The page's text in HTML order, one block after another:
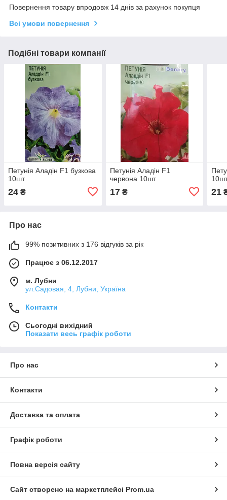
Повернення товару впродовж 14 днів за рахунок покупця
Всі умови повернення
Подібні товари компанії
Петунія Аладін F1 бузкова
10шт
24 ₴
Петунія Аладін F1
червона 10шт
17₴ 21
Про нас
99% позитивних з 176 відгуків за рік
Працює з 06.12.2017
м. Лубни
ул.Садовая, 4, Лубни, Україна
Контакти
Сьогодні вихідний
Показати весь графік роботи
Про нас
Контакти
Доставка та оплата
Графік роботи
Повна версія сайту
Сайт створено на маркетплейсі Prom.ua